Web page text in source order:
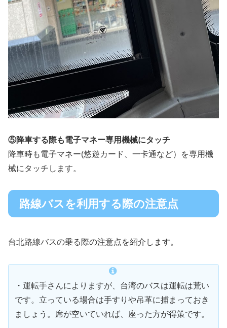
⑤降車する際も電子マネー専用機械にタッチ
降車時も電子マネー(悠遊カード、一卡通など）を専用機
械にタッチします。
路線バスを利用する際の注意点
台北路線バスの乗る際の注意点を紹介します。
・運転手さんによりますが、台湾のバスは運転は荒い
です。立っている場合は手すりや吊革に捕まっておき
ましょう。席が空いていれば、座った方が得策です。